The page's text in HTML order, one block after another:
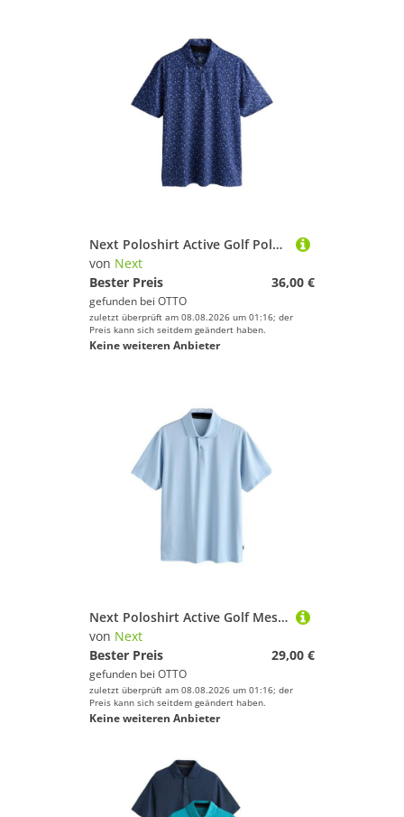
Next Poloshirt Active Golf Poloshirt mit geometrischem Print (1-tlg)
von Next
Bester Preis
36,00 €
gefunden bei OTTO
zuletzt überprüft am 08.08.2026 um 01:16; der
Preis kann sich seitdem geändert haben.
Keine weiteren Anbieter
Next Poloshirt Active Golf Mesh-Poloshirt (1-tlg)
von Next
Bester Preis
29,00 €
gefunden bei OTTO
zuletzt überprüft am 08.08.2026 um 01:16; der
Preis kann sich seitdem geändert haben.
Keine weiteren Anbieter